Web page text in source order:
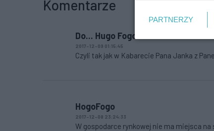
Komentarze
Do... Hugo Fogo
2017-12-09 01:15:45
Czyli tak jak w Kabarecie Pana Janka z
HogoFogo
2017-12-08 23:24:33
W gospodarce rynkowej nie ma miejsca
PARTNERZY